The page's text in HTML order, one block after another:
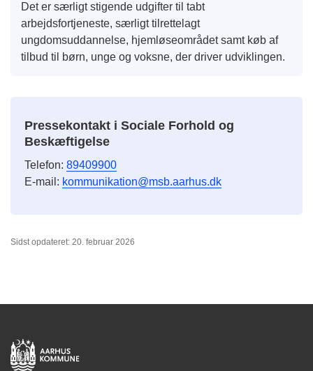
Det er særligt stigende udgifter til tabt
arbejdsfortjeneste, særligt tilrettelagt
ungdomsuddannelse, hjemløseområdet samt køb af
tilbud til børn, unge og voksne, der driver udviklingen.
Pressekontakt i Sociale Forhold og
Beskæftigelse
Telefon: 89409900
E-mail: kommunikation@msb.aarhus.dk
Sidst opdateret: 20. februar 2026